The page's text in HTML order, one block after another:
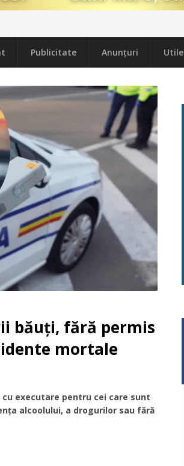
Publicitate Anunțuri Utile
băuți, fără permis
mortale
executare pentru cei care sunt
alcoolului, a drogurilor sau fără